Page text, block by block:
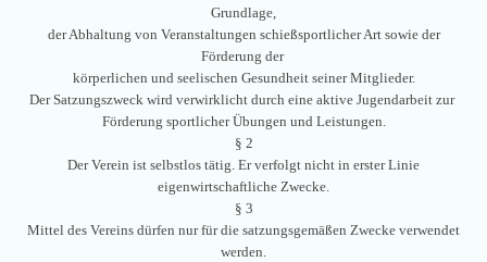
Grundlage,
der Abhaltung von Veranstaltungen schießsportlicher Art sowie der
Förderung der
körperlichen und seelischen Gesundheit seiner Mitglieder.
Der Satzungszweck wird verwirklicht durch eine aktive Jugendarbeit zur
Förderung sportlicher Übungen und Leistungen.
§ 2
Der Verein ist selbstlos tätig. Er verfolgt nicht in erster Linie
eigenwirtschaftliche Zwecke.
§ 3
Mittel des Vereins dürfen nur für die satzungsgemäßen Zwecke verwendet
werden.